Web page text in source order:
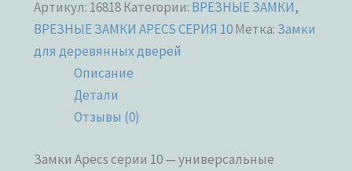
Артикул: 16818Категории: ВРЕЗНЫЕ ЗАМКИ,
ВРЕЗНЫЕ ЗАМКИ APECS СЕРИЯ 10Метка: Замки
для деревянных дверей
Описание
Детали
Отзывы (0)
Замки Apecs серии 10 — универсальные